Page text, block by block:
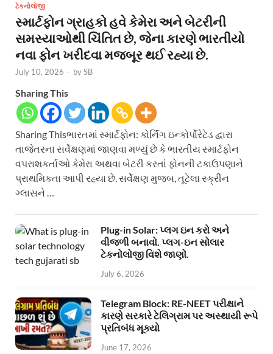
ટેકનોલોજી
સ્માર્ટફોન ગ્રાહકો હવે કેમેરા અને બેટરીની
સમસ્યાઓથી ચિંતિત છે, જેના કારણે ભારતીયો
નવા ફોન ખરીદવા મજબૂર થઈ રહ્યા છે.
July 10, 2026 - bySB
Sharing This
Sharing Thisભારતમાં સ્માર્ટફોન: કોર્નિંગ ઇન્કોર્પોરેટેડ દ્વારા
તાજેતરના સર્વેક્ષણમાં જાણવા મળ્યું છે કે ભારતીય સ્માર્ટફોન
વપરાશકર્તાઓ કેમેરા અથવા બેટરી કરતાં ફોનની ટકાઉપણાને
પ્રાથમિકતા આપી રહ્યા છે. સર્વેક્ષણ મુજબ, તૂટેલા સ્ક્રીન
ગ્લાસને …
Plug-in Solar: પ્લગ ઇન કરો અને
વીજળી બનાવો. પ્લગ-ઇન સોલાર
ટેકનોલોજી વિશે જાણો.
July 6, 2026
Telegram Block: RE-NEET પરીક્ષાને
કારણે સરકારે ટેલિગ્રામ પર અસ્થાયી રૂપે
પ્રતિબંધ મૂક્યો
June 17, 2026